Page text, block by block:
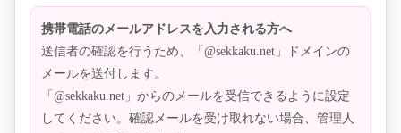
携帯電話のメールアドレスを入力される方へ
送信者の確認を行うため、「@sekkaku.net」ドメインの
メールを送付します。
「@sekkaku.net」からのメールを受信できるように設定
してください。確認メールを受け取れない場合、管理人